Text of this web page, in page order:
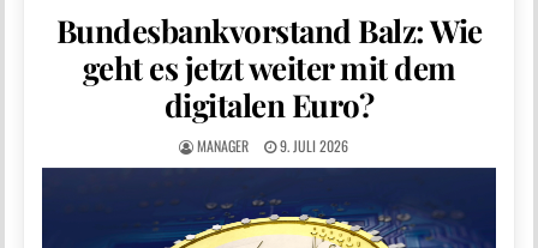
Bundesbankvorstand Balz: Wie
geht es jetzt weiter mit dem
digitalen Euro?
MANAGER 9. JULI 2026